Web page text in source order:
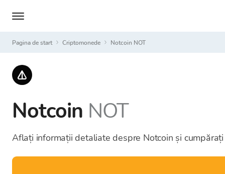
Pagina de start Criptomonede Notcoin NOT
Notcoin NOT
Aflați informații detaliate despre Notcoin și